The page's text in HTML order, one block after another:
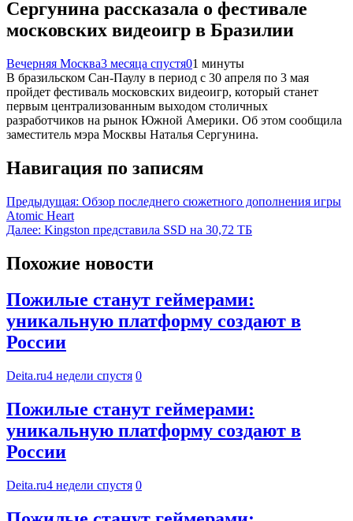
Сергунина рассказала о фестивале
московских видеоигр в Бразилии
Вечерняя Москва3 месяца спустя01 минуты
В бразильском Сан-Паулу в период с 30 апреля по 3 мая
пройдет фестиваль московских видеоигр, который станет
первым централизованным выходом столичных
разработчиков на рынок Южной Америки. Об этом сообщила
заместитель мэра Москвы Наталья Сергунина.
Навигация по записям
Предыдущая: Обзор последнего сюжетного дополнения игры
Atomic Heart
Далее: Kingston представила SSD на 30,72 ТБ
Похожие новости
Пожилые станут геймерами:
уникальную платформу создают в
России
Deita.ru4 недели спустя 0
Пожилые станут геймерами:
уникальную платформу создают в
России
Deita.ru4 недели спустя 0